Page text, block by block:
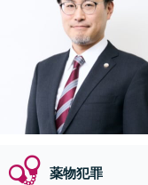
薬物犯罪